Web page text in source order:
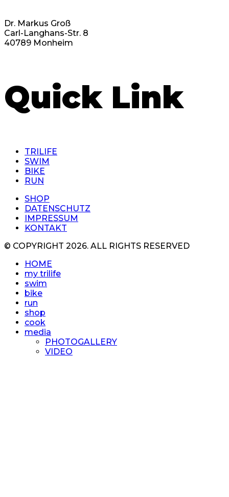
Dr. Markus Groß
Carl-Langhans-Str. 8
40789 Monheim
Quick Link
TRILIFE
SWIM
BIKE
RUN
SHOP
DATENSCHUTZ
IMPRESSUM
KONTAKT
© COPYRIGHT 2026. ALL RIGHTS RESERVED
HOME
my trilife
swim
bike
run
shop
cook
media
PHOTOGALLERY
VIDEO